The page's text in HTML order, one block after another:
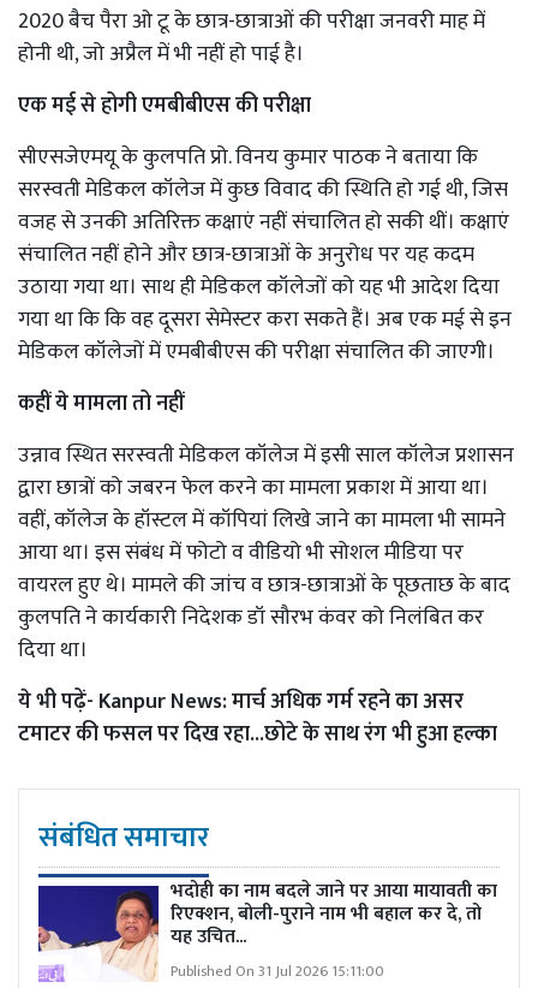
2020 बैच पैरा ओ टू के छात्र-छात्राओं की परीक्षा जनवरी माह में
होनी थी, जो अप्रैल में भी नहीं हो पाई है।
एक मई से होगी एमबीबीएस की परीक्षा
सीएसजेएमयू के कुलपति प्रो. विनय कुमार पाठक ने बताया कि
सरस्वती मेडिकल कॉलेज में कुछ विवाद की स्थिति हो गई थी, जिस
वजह से उनकी अतिरिक्त कक्षाएं नहीं संचालित हो सकी थीं। कक्षाएं
संचालित नहीं होने और छात्र-छात्राओं के अनुरोध पर यह कदम
उठाया गया था। साथ ही मेडिकल कॉलेजों को यह भी आदेश दिया
गया था कि कि वह दूसरा सेमेस्टर करा सकते हैं। अब एक मई से इन
मेडिकल कॉलेजों में एमबीबीएस की परीक्षा संचालित की जाएगी।
कहीं ये मामला तो नहीं
उन्नाव स्थित सरस्वती मेडिकल कॉलेज में इसी साल कॉलेज प्रशासन
द्वारा छात्रों को जबरन फेल करने का मामला प्रकाश में आया था।
वहीं, कॉलेज के हॉस्टल में कॉपियां लिखे जाने का मामला भी सामने
आया था। इस संबंध में फोटो व वीडियो भी सोशल मीडिया पर
वायरल हुए थे। मामले की जांच व छात्र-छात्राओं के पूछताछ के बाद
कुलपति ने कार्यकारी निदेशक डॉ सौरभ कंवर को निलंबित कर
दिया था।
ये भी पढ़ें- Kanpur News: मार्च अधिक गर्म रहने का असर
टमाटर की फसल पर दिख रहा...छोटे के साथ रंग भी हुआ हल्का
संबंधित समाचार
भदोही का नाम बदले जाने पर आया मायावती का
रिएक्शन, बोली-पुराने नाम भी बहाल कर दे, तो
यह उचित...
Published On 31 Jul 2026 15:11:00